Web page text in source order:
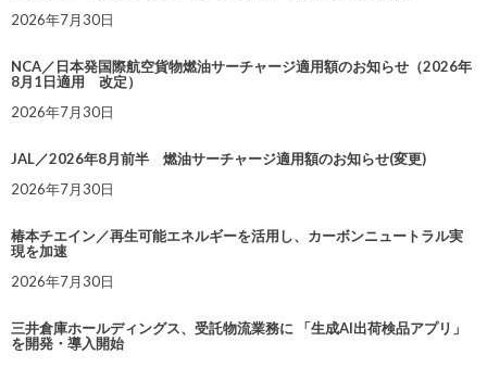
2026年7月30日
NCA／日本発国際航空貨物燃油サーチャージ適用額のお知らせ（2026年
8月1日適用 改定）
2026年7月30日
JAL／2026年8月前半 燃油サーチャージ適用額のお知らせ(変更)
2026年7月30日
椿本チエイン／再生可能エネルギーを活用し、カーボンニュートラル実
現を加速
2026年7月30日
三井倉庫ホールディングス、受託物流業務に 「生成AI出荷検品アプリ」
を開発・導入開始